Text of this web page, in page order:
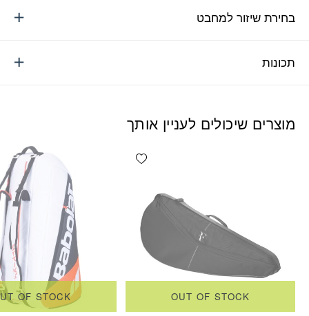
בחירת שיזור למחבט
תכונות
מוצרים שיכולים לעניין אותך
Add wishlist
OUT OF STOCK
OF STOCK